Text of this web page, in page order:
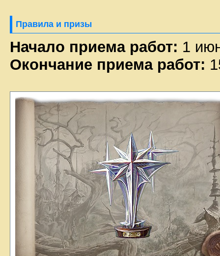
Правила и призы
Начало приема работ: 1
Окончание приема работ: